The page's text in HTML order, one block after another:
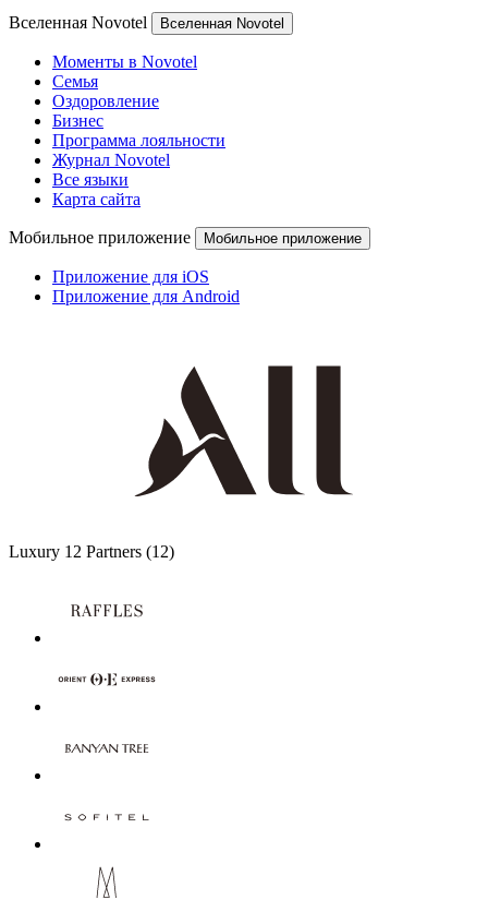
Вселенная Novotel Вселенная Novotel
Моменты в Novotel
Семья
Оздоровление
Бизнес
Программа лояльности
Журнал Novotel
Все языки
Карта сайта
Мобильное приложение Мобильное приложение
Приложение для iOS
Приложение для Android
Luxury 12 Partners (12)